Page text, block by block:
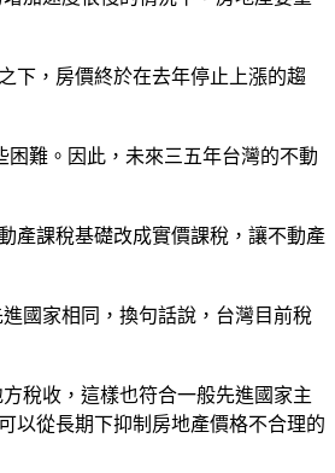
下，房價終於在去年停止上漲的趨
難。因此，未來三五年台灣的不動
產課稅基礎改成實價課稅，讓不動產
國家相同，換句話說，台灣目前稅
稅收，這樣也符合一般先進國家主
以從長期下抑制房地產價格不合理的